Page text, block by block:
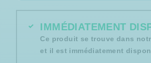
IMMÉDIATEMENT
Ce produit se trouve dans
et il est immédiatement